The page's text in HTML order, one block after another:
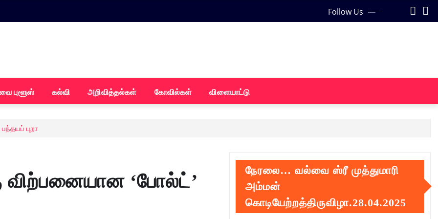
Follow Us
புளூஸ் கல்வி அறிவித்தல்கள் கோவில்கள் விளையாட்டு
புறா
விற்பனையான ‘போல்ட்’
நேரலை… வல்வை ஸ்ரீ முத்துமாரி
அம்மன்
கொடியேற்றத்திருவிழா.28.04.2025